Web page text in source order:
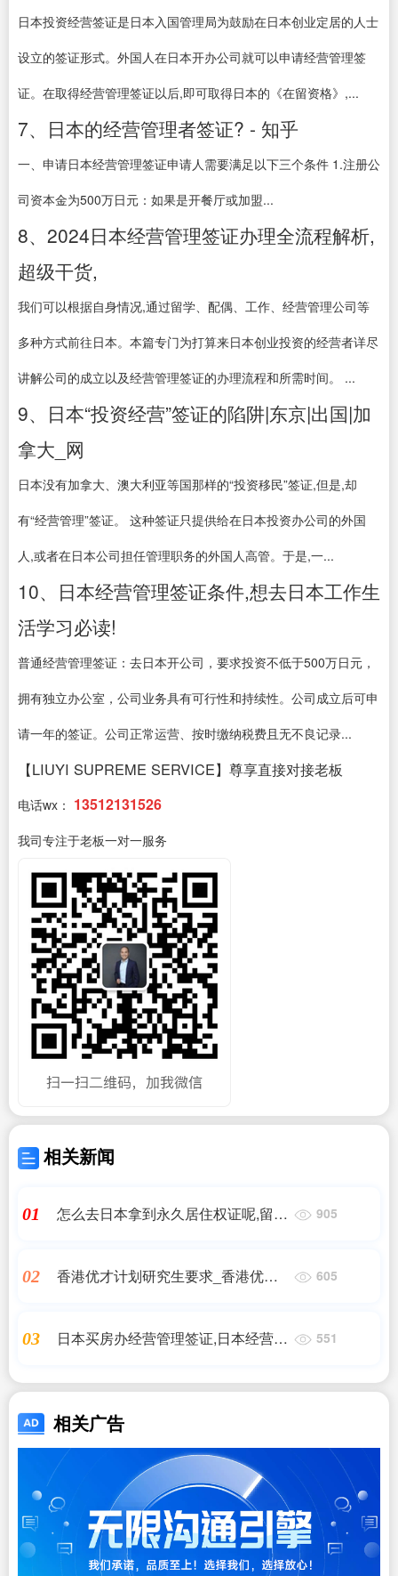
日本投资经营签证是日本入国管理局为鼓励在日本创业定居的人士
设立的签证形式。外国人在日本开办公司就可以申请经营管理签
证。在取得经营管理签证以后,即可取得日本的《在留资格》,...
7、日本的经营管理者签证? - 知乎
一、申请日本经营管理签证申请人需要满足以下三个条件 1.注册公
司资本金为500万日元：如果是开餐厅或加盟...
8、2024日本经营管理签证办理全流程解析,
超级干货,
我们可以根据自身情况,通过留学、配偶、工作、经营管理公司等
多种方式前往日本。本篇专门为打算来日本创业投资的经营者详尽
讲解公司的成立以及经营管理签证的办理流程和所需时间。 ...
9、日本“投资经营”签证的陷阱|东京|出国|加
拿大_网
日本没有加拿大、澳大利亚等国那样的“投资移民”签证,但是,却
有“经营管理”签证。 这种签证只提供给在日本投资办公司的外国
人,或者在日本公司担任管理职务的外国人高管。于是,一...
10、日本经营管理签证条件,想去日本工作生
活学习必读!
普通经营管理签证：去日本开公司，要求投资不低于500万日元，
拥有独立办公室，公司业务具有可行性和持续性。公司成立后可申
请一年的签证。公司正常运营、按时缴纳税费且无不良记录...
【LIUYI SUPREME SERVICE】尊享直接对接老板
电话wx： 13512131526
我司专注于老板一对一服务
相关新闻
01
怎么去日本拿到永久居住权证呢,留学
905
02
香港优才计划研究生要求_香港优才
605
03
日本买房办经营管理签证,日本经营管
读!,日本移民
551
相关广告